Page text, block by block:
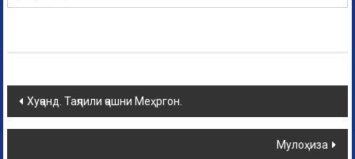
Хуҷанд. Таҷлили ҷашни Меҳргон.
Мулоҳиза